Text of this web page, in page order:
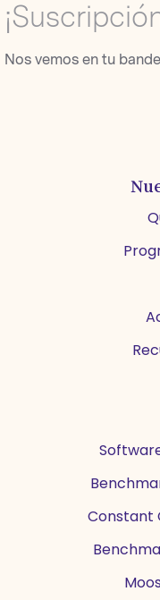
Nos vemos en tu
Constant